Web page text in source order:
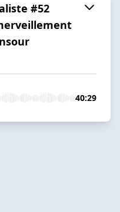
#52
40:29